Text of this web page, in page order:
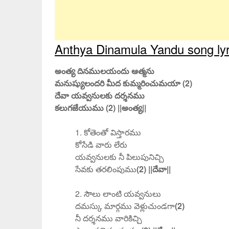
Anthya Dinamula Yandu song
అంత్య దినములయందు ఆత్మను
మనుష్యులందరి మీద కుమ్మరించుమయా (2)
దేవా యవ్వనులకు దర్శనము
కలుగజేయుము (2) ||అంత్య||
1. కోతెంతో విస్తారము
కోసేడి వారు లేరు
యవ్వనులకు నీ పిలుపునిచ్చి
సేవకు తరలింపుము(2) ||దేవా||
2. సౌలు లాంటి యవ్వనులు
దమస్కు మార్గము వెళ్లుచుండగా(2)
నీ దర్శనము వారికిచ్చి